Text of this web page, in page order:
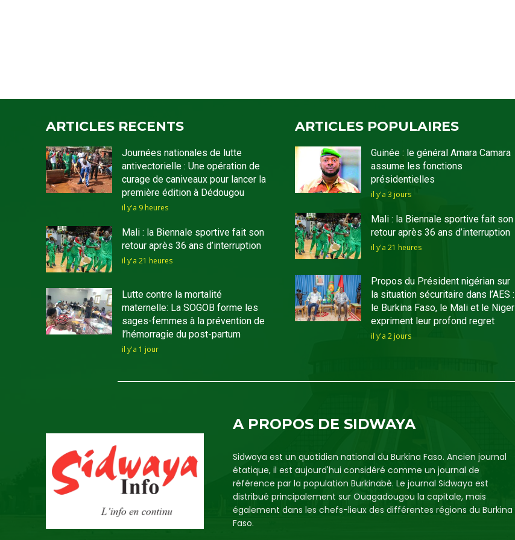
ARTICLES RECENTS
Journées nationales de lutte
antivectorielle : Une opération de
curage de caniveaux pour lancer la
première édition à Dédougou
il y'a 9 heures
Mali : la Biennale sportive fait son
retour après 36 ans d’interruption
il y'a 21 heures
Lutte contre la mortalité
maternelle: La SOGOB forme les
sages-femmes à la prévention de
l’hémorragie du post-partum
il y'a 1 jour
ARTICLES POPULAIRES
Guinée : le général Amara Camara
assume les fonctions
présidentielles
il y'a 3 jours
Mali : la Biennale sportive fait son
retour après 36 ans d’interruption
il y'a 21 heures
Propos du Président nigérian sur
la situation sécuritaire dans l’AES :
le Burkina Faso, le Mali et le Niger
expriment leur profond regret
il y'a 2 jours
A PROPOS DE SIDWAYA
Sidwaya est un quotidien national du Burkina Faso. Ancien journal
étatique, il est aujourd'hui considéré comme un journal de
référence par la population Burkinabè. Le journal Sidwaya est
distribué principalement sur Ouagadougou la capitale, mais
également dans les chefs-lieux des différentes régions du Burkina
Faso.